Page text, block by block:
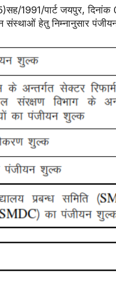
1991/पार्ट जयपुर,
संस्थाओं हेतु निम्नानुसार